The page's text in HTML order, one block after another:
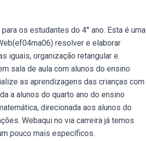
os estudantes do 4° ano. Esta é uma
resolver e elaborar
iguais, organização retangular e.
sala de aula com alunos do ensino
as aprendizagens das crianças com
a alunos do quarto ano do ensino
direcionada aos alunos do
Webaqui no via carreira já temos
pouco mais específicos.